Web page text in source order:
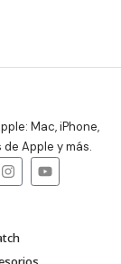
Mac, iPhone,
de Apple y más.